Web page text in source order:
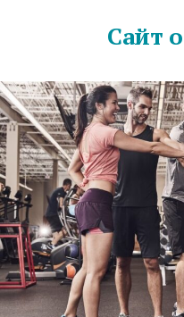
Сайт